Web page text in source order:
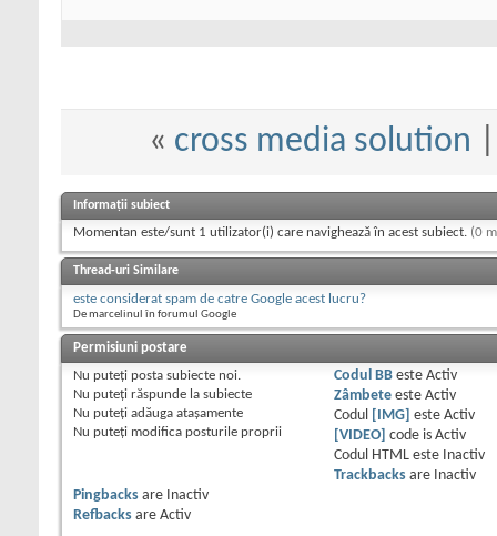
« cross media solution
Informații subiect
Momentan este/sunt 1 utilizator(i) care navighează în acest subiect. (0
Thread-uri Similare
este considerat spam de catre Google acest lucru?
De marcelinul în forumul Google
Permisiuni postare
Nu puteţi posta subiecte noi.
Nu puteţi răspunde la subiecte
Nu puteţi adăuga ataşamente
Nu puteţi modifica posturile proprii
Codul BBeste Activ
Zâmbeteeste Activ
Codul
[IMG] este Activ
[VIDEO]
code is Activ
Codul HTML este
Inactiv
Trackbacksare
Inactiv
Pingbacks are
Inactiv
Refbacks are Activ